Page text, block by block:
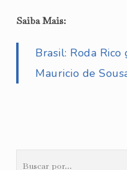
Saiba Mais:
Brasil: Roda
Mauricio de